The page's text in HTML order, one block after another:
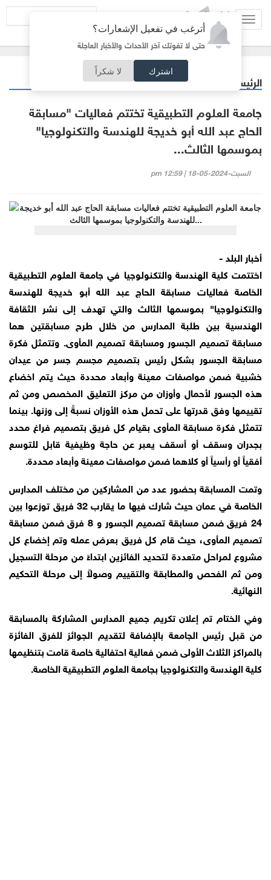
أترغب في تفعيل الإشعارات؟
حتى لا تفوتك آخر الأحداث والأخبار العاجلة
اشترك لا شكراً
الرئيسية
جامعة العلوم التطبيقية تختتم فعاليات "مسابقة
الحاج عبد الله أبو خديجة للهندسة والتكنولوجيا"
بموسمها الثالث...
السبت-2024-05-18 | 12:59 pm
أخبار البلد -
اختتمت كلية الهندسة والتكنولوجيا في جامعة العلوم التطبيقية
الخاصة فعاليات مسابقة الحاج عبد الله أبو خديجة للهندسة
والتكنولوجيا" بموسمها الثالث والتي تهدف إلى نشر الثقافة
الهندسية بين طلبة المدارس من خلال طرح مسابقتين هما
مسابقة تصميم الجسور ومسابقة تصميم المأوى. وتتمثل فكرة
مسابقة الجسور بشكل رئيس بتصميم مجسم جسر من عيدان
خشبية ضمن مواصفات معينة وأبعاد محددة حيث يتم اخضاع
هذه الجسور لأحمال وأوزان من مركز التعليق المخصص ومن ثم
تقييمها وفق قدرتها على تحمل هذه الأوزان نسبةً إلى وزنها. بينما
تتمثل فكرة مسابقة المأوى بقيام كل فريق بتصميم فراغ محدد
بجدران وسقف أو أسقف يعبر عن حاجة وظيفية قابل للتوسع
أفقياً أو رأسياً أو كلاهما ضمن مواصفات معينة وأبعاد محددة.
وتمت المسابقة بحضور عدد من المشاركين من مختلف المدارس
الخاصة في عمان حيث شارك فيها ما يقارب 32 فريق توزعوا بين
24 فريق ضمن مسابقة تصميم الجسور و 8 فرق ضمن مسابقة
تصميم المأوى، حيث قام كل فريق بعرض عمله وتم إخضاع كل
مشروع لمراحل متعددة لتحديد الفائزين ابتداءً من مرحلة التسجيل
ومن ثم الفحص والمطابقة والتقييم وصولاً إلى مرحلة التحكيم
النهائية.
وفي الختام تم إعلان تكريم جميع المدارس المشاركة بالمسابقة
من قبل رئيس الجامعة بالإضافة لتقديم الجوائز للفرق الفائزة
بالمراكز الثلاث الأولى ضمن فعالية احتفالية خاصة قامت بتنظيمها
كلية الهندسة والتكنولوجيا بجامعة العلوم التطبيقية الخاصة.